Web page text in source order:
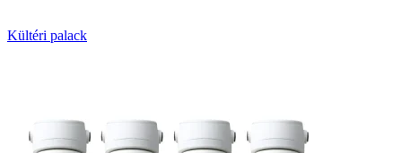
Kültéri palack